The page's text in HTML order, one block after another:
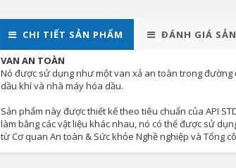
CHI TIẾT SẢN PHẨM ĐÁNH GIÁ
VAN AN TOÀN
Nó được sử dụng như một van xả an toàn trong
dầu khí và nhà máy hóa dầu.
Sản phẩm này được thiết kế theo tiêu chuẩn của API
làm bằng các vật liệu khác nhau, nó có thể được sử
từ Cơ quan An toàn & Sức khỏe Nghề nghiệp và Tổng